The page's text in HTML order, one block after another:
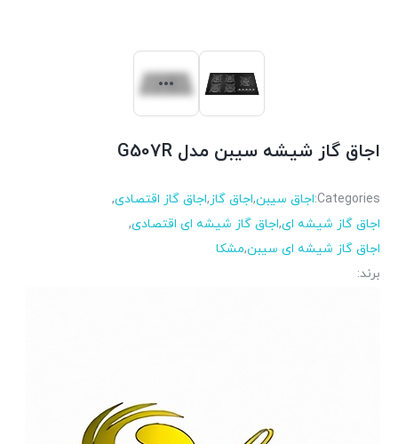
اجاق گاز شیشه سیبن مدل G507R
Categories: اجاق سیبن,اجاق گاز,اجاق گاز اقتصادی,
اجاق گاز شیشه ای,اجاق گاز شیشه ای اقتصادی,
اجاق گاز شیشه ای سیبن,مشکا
برند: